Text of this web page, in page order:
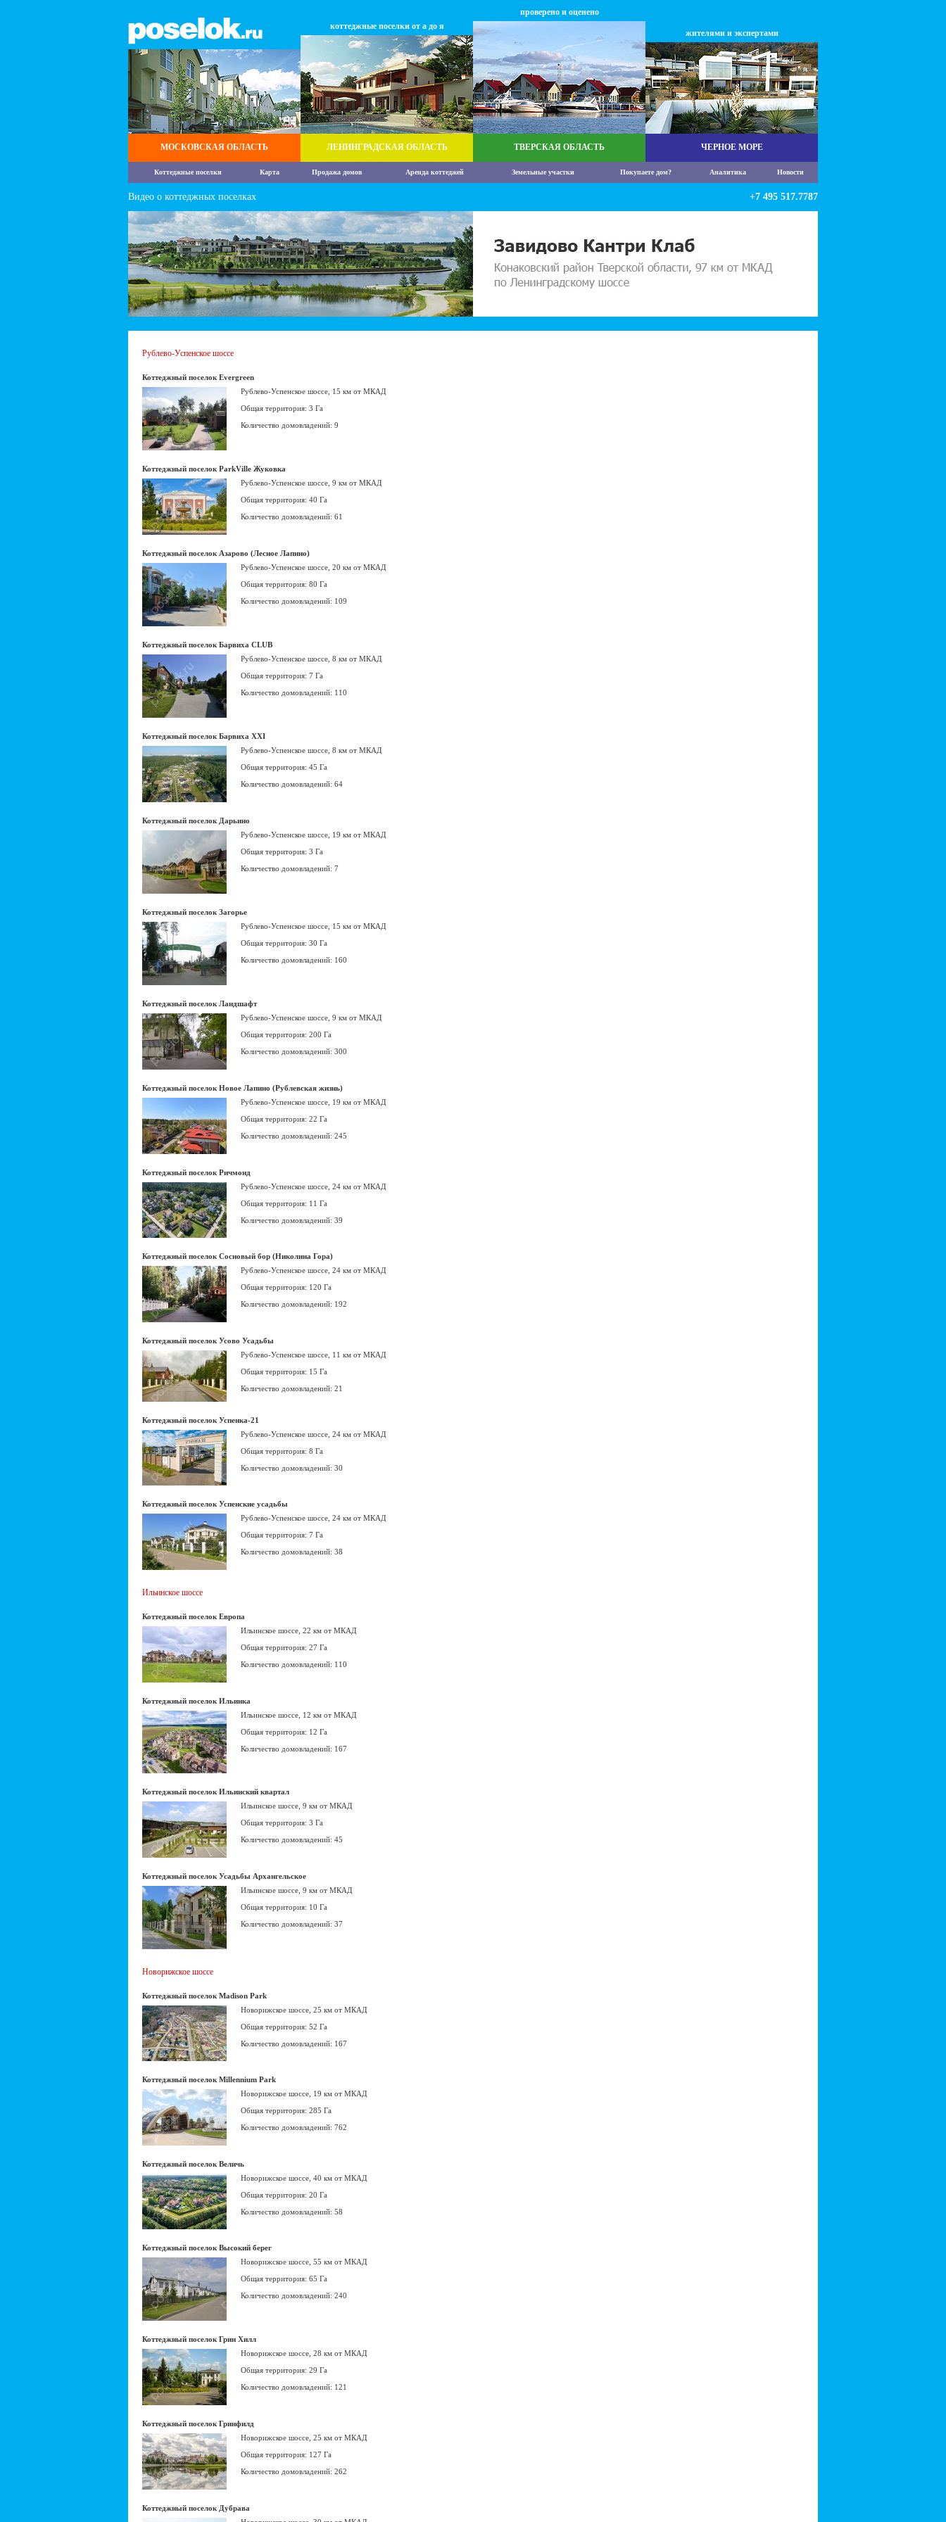
МОСКОВСКАЯ ОБЛАСТЬ
коттеджные поселки от а до я
ЛЕНИНГРАДСКАЯ ОБЛАСТЬ
проверено и оценено
ТВЕРСКАЯ ОБЛАСТЬ
жителями и экспертами
ЧЕРНОЕ МОРЕ
Коттеджные поселки Карта Продажа домов Аренда коттеджей Земельные участки Покупаете дом? Аналитика Новости
Видео о коттеджных поселках +7 495 517.7787
Рублево-Успенское шоссе
Коттеджный поселок Evergreen
Рублево-Успенское шоссе, 15 км от МКАД
Общая территория: 3 Га
Количество домовладений: 9
Коттеджный поселок ParkVille Жуковка
Рублево-Успенское шоссе, 9 км от МКАД
Общая территория: 40 Га
Количество домовладений: 61
Коттеджный поселок Азарово (Лесное Лапино)
Рублево-Успенское шоссе, 20 км от МКАД
Общая территория: 80 Га
Количество домовладений: 109
Коттеджный поселок Барвиха CLUB
Рублево-Успенское шоссе, 8 км от МКАД
Общая территория: 7 Га
Количество домовладений: 110
Коттеджный поселок Барвиха XXI
Рублево-Успенское шоссе, 8 км от МКАД
Общая территория: 45 Га
Количество домовладений: 64
Коттеджный поселок Дарьино
Рублево-Успенское шоссе, 19 км от МКАД
Общая территория: 3 Га
Количество домовладений: 7
Коттеджный поселок Загорье
Рублево-Успенское шоссе, 15 км от МКАД
Общая территория: 30 Га
Количество домовладений: 160
Коттеджный поселок Ландшафт
Рублево-Успенское шоссе, 9 км от МКАД
Общая территория: 200 Га
Количество домовладений: 300
Коттеджный поселок Новое Лапино (Рублевская жизнь)
Рублево-Успенское шоссе, 19 км от МКАД
Общая территория: 22 Га
Количество домовладений: 245
Коттеджный поселок Ричмонд
Рублево-Успенское шоссе, 24 км от МКАД
Общая территория: 11 Га
Количество домовладений: 39
Коттеджный поселок Сосновый бор (Николина Гора)
Рублево-Успенское шоссе, 24 км от МКАД
Общая территория: 120 Га
Количество домовладений: 192
Коттеджный поселок Усово Усадьбы
Рублево-Успенское шоссе, 11 км от МКАД
Общая территория: 15 Га
Количество домовладений: 21
Коттеджный поселок Успенка-21
Рублево-Успенское шоссе, 24 км от МКАД
Общая территория: 8 Га
Количество домовладений: 30
Коттеджный поселок Успенские усадьбы
Рублево-Успенское шоссе, 24 км от МКАД
Общая территория: 7 Га
Количество домовладений: 38
Ильинское шоссе
Коттеджный поселок Европа
Ильинское шоссе, 22 км от МКАД
Общая территория: 27 Га
Количество домовладений: 110
Коттеджный поселок Ильинка
Ильинское шоссе, 12 км от МКАД
Общая территория: 12 Га
Количество домовладений: 167
Коттеджный поселок Ильинский квартал
Ильинское шоссе, 9 км от МКАД
Общая территория: 3 Га
Количество домовладений: 45
Коттеджный поселок Усадьбы Архангельское
Ильинское шоссе, 9 км от МКАД
Общая территория: 10 Га
Количество домовладений: 37
Новорижское шоссе
Коттеджный поселок Madison Park
Новорижское шоссе, 25 км от МКАД
Общая территория: 52 Га
Количество домовладений: 167
Коттеджный поселок Millennium Park
Новорижское шоссе, 19 км от МКАД
Общая территория: 285 Га
Количество домовладений: 762
Коттеджный поселок Величь
Новорижское шоссе, 40 км от МКАД
Общая территория: 20 Га
Количество домовладений: 58
Коттеджный поселок Высокий берег
Новорижское шоссе, 55 км от МКАД
Общая территория: 65 Га
Количество домовладений: 240
Коттеджный поселок Грин Хилл
Новорижское шоссе, 28 км от МКАД
Общая территория: 29 Га
Количество домовладений: 121
Коттеджный поселок Гринфилд
Новорижское шоссе, 25 км от МКАД
Общая территория: 127 Га
Количество домовладений: 262
Коттеджный поселок Дубрава